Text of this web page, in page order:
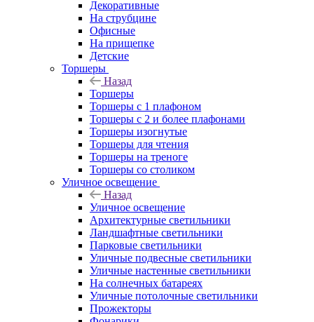
Декоративные
На струбцине
Офисные
На прищепке
Детские
Торшеры
Назад
Торшеры
Торшеры с 1 плафоном
Торшеры с 2 и более плафонами
Торшеры изогнутые
Торшеры для чтения
Торшеры на треноге
Торшеры со столиком
Уличное освещение
Назад
Уличное освещение
Архитектурные светильники
Ландшафтные светильники
Парковые светильники
Уличные подвесные светильники
Уличные настенные светильники
На солнечных батареях
Уличные потолочные светильники
Прожекторы